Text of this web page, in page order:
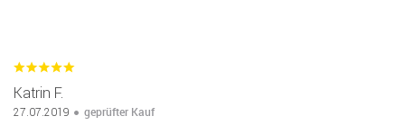
Katrin F.
27.07.2019 geprüfter Kauf